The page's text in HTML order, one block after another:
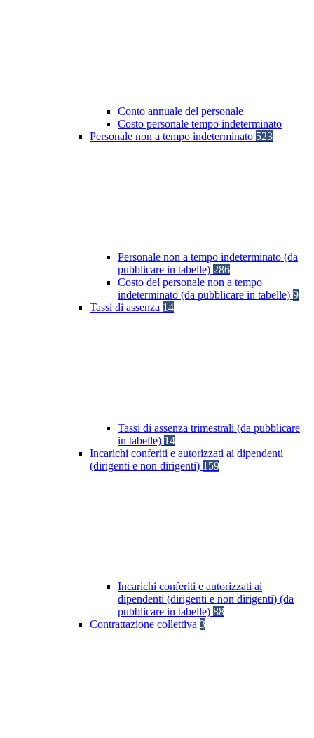
Conto annuale del personale
Costo personale tempo indeterminato
Personale non a tempo indeterminato 523
Personale non a tempo indeterminato (da
pubblicare in tabelle) 286
Costo del personale non a tempo
indeterminato (da pubblicare in tabelle) 9
Tassi di assenza 14
Tassi di assenza trimestrali (da pubblicare
in tabelle) 14
Incarichi conferiti e autorizzati ai dipendenti
(dirigenti e non dirigenti) 159
Incarichi conferiti e autorizzati ai
dipendenti (dirigenti e non dirigenti) (da
pubblicare in tabelle) 88
Contrattazione collettiva 3